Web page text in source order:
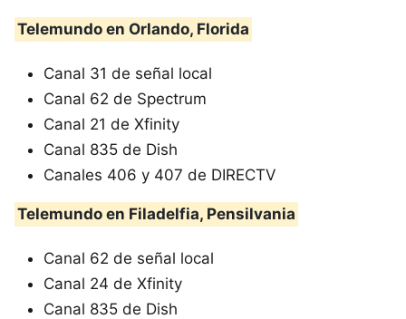
Telemundo en Orlando, Florida
Canal 31 de señal local
Canal 62 de Spectrum
Canal 21 de Xfinity
Canal 835 de Dish
Canales 406 y 407 de DIRECTV
Telemundo en Filadelfia, Pensilvania
Canal 62 de señal local
Canal 24 de Xfinity
Canal 835 de Dish